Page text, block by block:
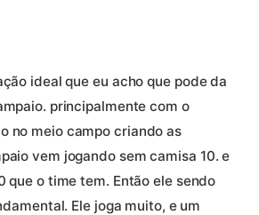
ideal que eu acho que pode da
principalmente com o
no meio campo criando as
vem jogando sem camisa 10. e
que o time tem. Então ele sendo
Ele joga muito, e um